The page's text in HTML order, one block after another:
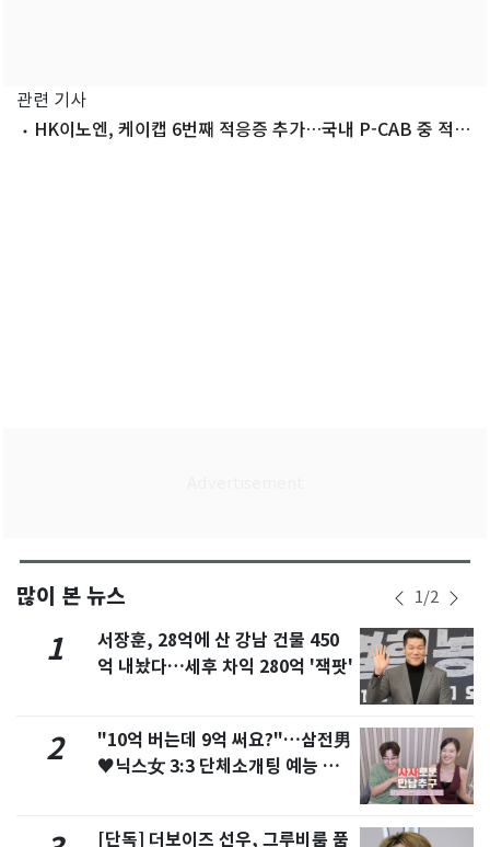
관련 기사
HK이노엔, 케이캡 6번째 적응증 추가…국내 P-CAB 중 적응
많이 본 뉴스 1/2
1
서장훈, 28억에 산 강남 건물 450
억 내놨다…세후 차익 280억 '잭팟'
2
"10억 버는데 9억 써요?"…삼전男
♥닉스女 3:3 단체소개팅 예능 화
[단독] 더보이즈 선우, 그루비룸 품